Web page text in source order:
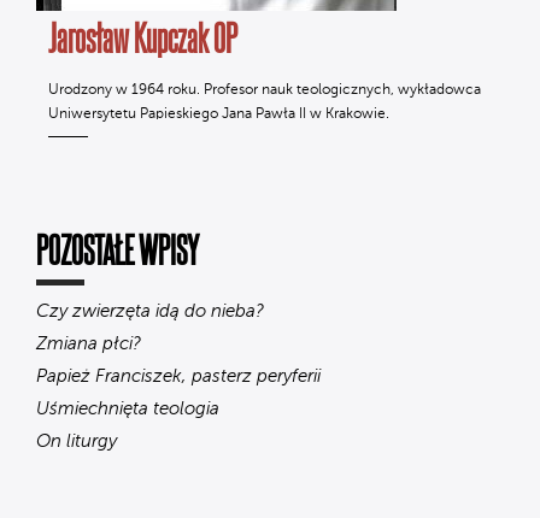
Jarosław Kupczak OP
Urodzony w 1964 roku. Profesor nauk teologicznych, wykładowca
Uniwersytetu Papieskiego Jana Pawła II w Krakowie.
POZOSTAŁE WPISY
Czy zwierzęta idą do nieba?
Zmiana płci?
Papież Franciszek, pasterz peryferii
Uśmiechnięta teologia
On liturgy